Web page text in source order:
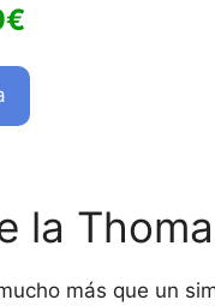
la
más que un